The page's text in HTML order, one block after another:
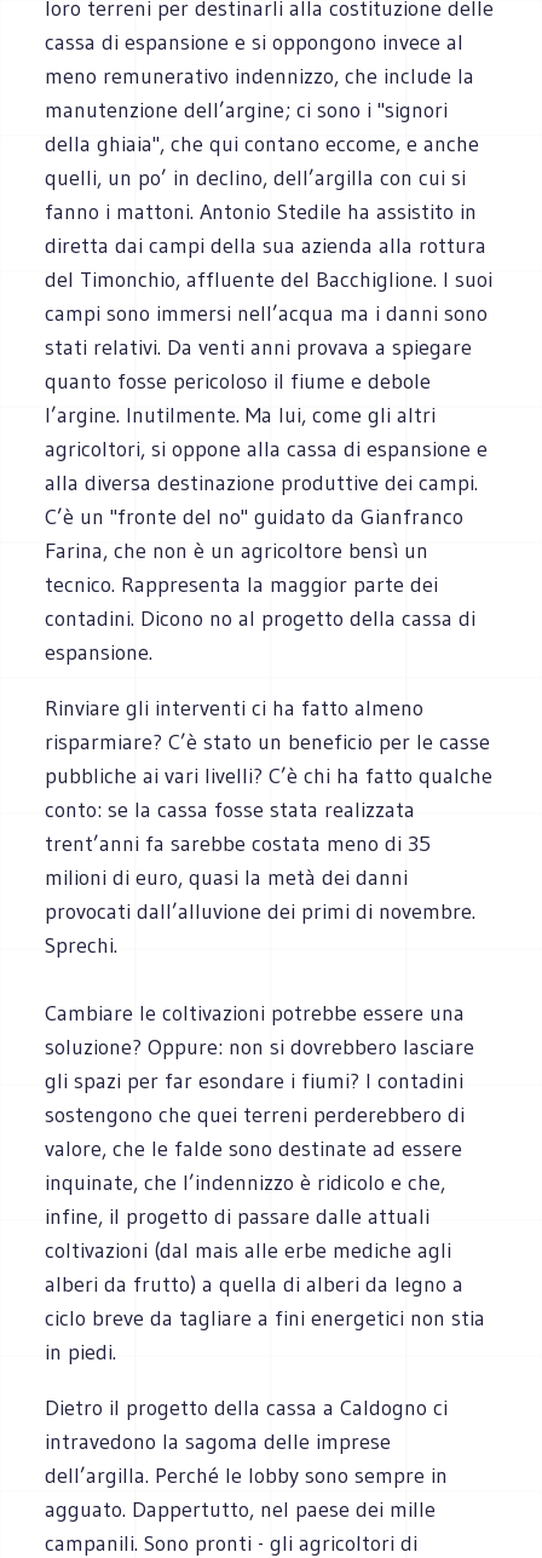
loro terreni per destinarli alla costituzione delle
cassa di espansione e si oppongono invece al
meno remunerativo indennizzo, che include la
manutenzione dell’argine; ci sono i "signori
della ghiaia", che qui contano eccome, e anche
quelli, un po’ in declino, dell’argilla con cui si
fanno i mattoni. Antonio Stedile ha assistito in
diretta dai campi della sua azienda alla rottura
del Timonchio, affluente del Bacchiglione. I suoi
campi sono immersi nell’acqua ma i danni sono
stati relativi. Da venti anni provava a spiegare
quanto fosse pericoloso il fiume e debole
l’argine. Inutilmente. Ma lui, come gli altri
agricoltori, si oppone alla cassa di espansione e
alla diversa destinazione produttive dei campi.
C’è un "fronte del no" guidato da Gianfranco
Farina, che non è un agricoltore bensì un
tecnico. Rappresenta la maggior parte dei
contadini. Dicono no al progetto della cassa di
espansione.
Rinviare gli interventi ci ha fatto almeno
risparmiare? C’è stato un beneficio per le casse
pubbliche ai vari livelli? C’è chi ha fatto qualche
conto: se la cassa fosse stata realizzata
trent’anni fa sarebbe costata meno di 35
milioni di euro, quasi la metà dei danni
provocati dall’alluvione dei primi di novembre.
Sprechi.
Cambiare le coltivazioni potrebbe essere una
soluzione? Oppure: non si dovrebbero lasciare
gli spazi per far esondare i fiumi? I contadini
sostengono che quei terreni perderebbero di
valore, che le falde sono destinate ad essere
inquinate, che l’indennizzo è ridicolo e che,
infine, il progetto di passare dalle attuali
coltivazioni (dal mais alle erbe mediche agli
alberi da frutto) a quella di alberi da legno a
ciclo breve da tagliare a fini energetici non stia
in piedi.
Dietro il progetto della cassa a Caldogno ci
intravedono la sagoma delle imprese
dell’argilla. Perché le lobby sono sempre in
agguato. Dappertutto, nel paese dei mille
campanili. Sono pronti - gli agricoltori di